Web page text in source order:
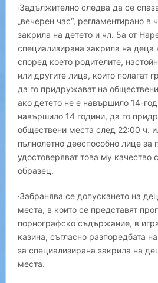
·Задължително следва да се
„вечерен час“, регламентирано в
закрила на детето и чл. 5а от
специализирана закрила на
според което родителите,
или другите лица, които полагат
да го придружават на
ако детето не е навършило 14-
навършило 14 години, да го
обществени места след 22:00 ч.
пълнолетно дееспособно лице за
удостоверяват това му качество
образец.
·Забранява се допускането на
места, в които се представят
порнографско съдържание, в
казина, съгласно разпоредбата
за специализирана закрила на
места.